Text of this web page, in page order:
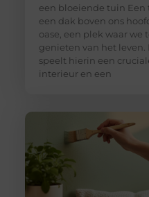
een bloeiende tuin Een
een dak boven ons
oase, een plek waar
genieten van het leven.
speelt hierin een
interieur en een